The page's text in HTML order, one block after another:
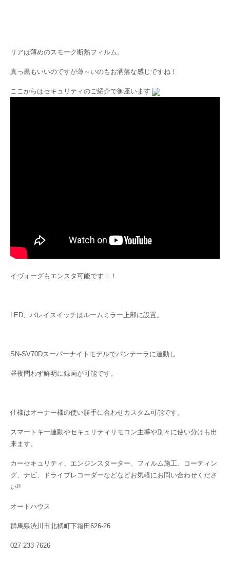
リアは薄めのスモーク断熱フィルム。
真っ黒もいいのですが薄～いのもお洒落な感じですね！
ここからはセキュリティのご紹介で御座います
イヴォーグもエンスタ可能です！！
LED、バレイスイッチはルームミラー上部に設置。
SN-SV70Dスーパーナイトモデルでパンテーラに連動し
昼夜問わず鮮明に録画が可能です。
仕様はオーナー様の使い勝手に合わせカスタム可能です。
スマートキー連動やセキュリティリモコン主導や別々に使い分けも出
来ます。
カーセキュリティ、エンジンスターター、フィルム施工、コーティン
グ、ナビ、ドライブレコーダーなどなどお気軽にお問い合わせくださ
い!!
オートハウス
群馬県渋川市北橘町下箱田626-26
027-233-7626